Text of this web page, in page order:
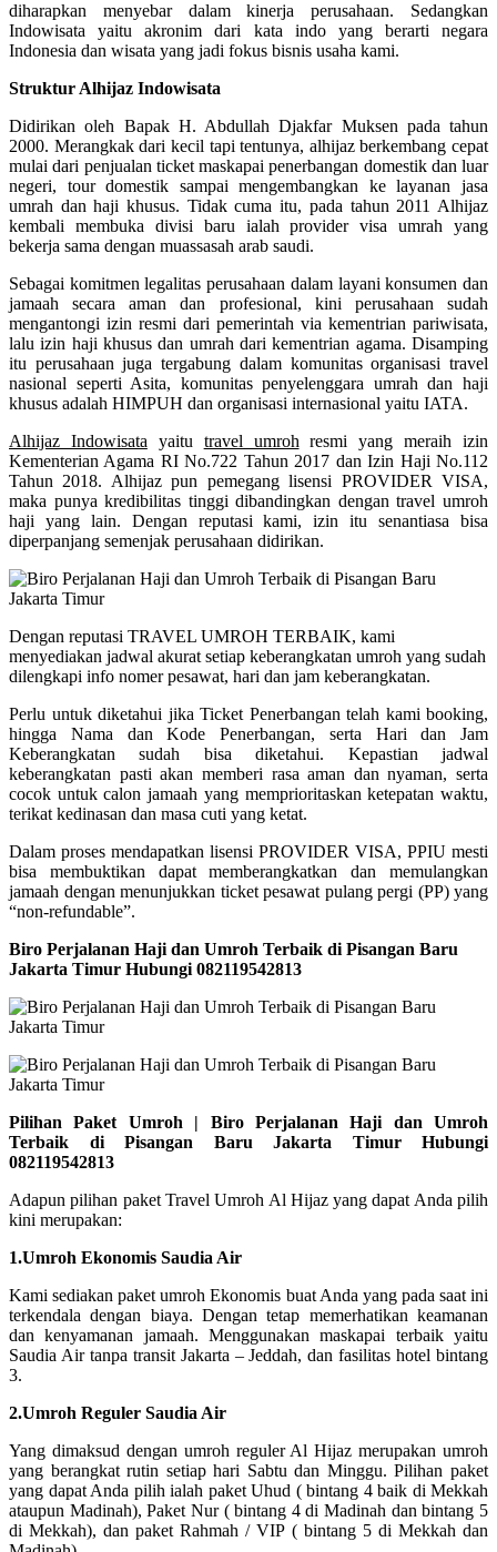
diharapkan menyebar dalam kinerja perusahaan. Sedangkan
Indowisata yaitu akronim dari kata indo yang berarti negara
Indonesia dan wisata yang jadi fokus bisnis usaha kami.
Struktur Alhijaz Indowisata
Didirikan oleh Bapak H. Abdullah Djakfar Muksen pada tahun
2000. Merangkak dari kecil tapi tentunya, alhijaz berkembang cepat
mulai dari penjualan ticket maskapai penerbangan domestik dan luar
negeri, tour domestik sampai mengembangkan ke layanan jasa
umrah dan haji khusus. Tidak cuma itu, pada tahun 2011 Alhijaz
kembali membuka divisi baru ialah provider visa umrah yang
bekerja sama dengan muassasah arab saudi.
Sebagai komitmen legalitas perusahaan dalam layani konsumen dan
jamaah secara aman dan profesional, kini perusahaan sudah
mengantongi izin resmi dari pemerintah via kementrian pariwisata,
lalu izin haji khusus dan umrah dari kementrian agama. Disamping
itu perusahaan juga tergabung dalam komunitas organisasi travel
nasional seperti Asita, komunitas penyelenggara umrah dan haji
khusus adalah HIMPUH dan organisasi internasional yaitu IATA.
Alhijaz Indowisata yaitu travel umroh resmi yang meraih izin
Kementerian Agama RI No.722 Tahun 2017 dan Izin Haji No.112
Tahun 2018. Alhijaz pun pemegang lisensi PROVIDER VISA,
maka punya kredibilitas tinggi dibandingkan dengan travel umroh
haji yang lain. Dengan reputasi kami, izin itu senantiasa bisa
diperpanjang semenjak perusahaan didirikan.
Dengan reputasi TRAVEL UMROH TERBAIK, kami
menyediakan jadwal akurat setiap keberangkatan umroh yang sudah
dilengkapi info nomer pesawat, hari dan jam keberangkatan.
Perlu untuk diketahui jika Ticket Penerbangan telah kami booking,
hingga Nama dan Kode Penerbangan, serta Hari dan Jam
Keberangkatan sudah bisa diketahui. Kepastian jadwal
keberangkatan pasti akan memberi rasa aman dan nyaman, serta
cocok untuk calon jamaah yang memprioritaskan ketepatan waktu,
terikat kedinasan dan masa cuti yang ketat.
Dalam proses mendapatkan lisensi PROVIDER VISA, PPIU mesti
bisa membuktikan dapat memberangkatkan dan memulangkan
jamaah dengan menunjukkan ticket pesawat pulang pergi (PP) yang
“non-refundable”.
Biro Perjalanan Haji dan Umroh Terbaik di Pisangan Baru
Jakarta Timur Hubungi 082119542813
Pilihan Paket Umroh | Biro Perjalanan Haji dan Umroh
Terbaik di Pisangan Baru Jakarta Timur Hubungi
082119542813
Adapun pilihan paket Travel Umroh Al Hijaz yang dapat Anda pilih
kini merupakan:
1.Umroh Ekonomis Saudia Air
Kami sediakan paket umroh Ekonomis buat Anda yang pada saat ini
terkendala dengan biaya. Dengan tetap memerhatikan keamanan
dan kenyamanan jamaah. Menggunakan maskapai terbaik yaitu
Saudia Air tanpa transit Jakarta – Jeddah, dan fasilitas hotel bintang
3.
2.Umroh Reguler Saudia Air
Yang dimaksud dengan umroh reguler Al Hijaz merupakan umroh
yang berangkat rutin setiap hari Sabtu dan Minggu. Pilihan paket
yang dapat Anda pilih ialah paket Uhud ( bintang 4 baik di Mekkah
ataupun Madinah), Paket Nur ( bintang 4 di Madinah dan bintang 5
di Mekkah), dan paket Rahmah / VIP ( bintang 5 di Mekkah dan